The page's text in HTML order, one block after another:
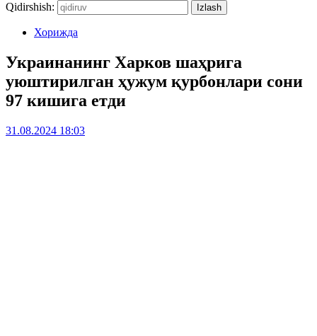
Qidirshish:
Хорижда
Украинанинг Харков шаҳрига
уюштирилган ҳужум қурбонлари сони
97 кишига етди
31.08.2024 18:03